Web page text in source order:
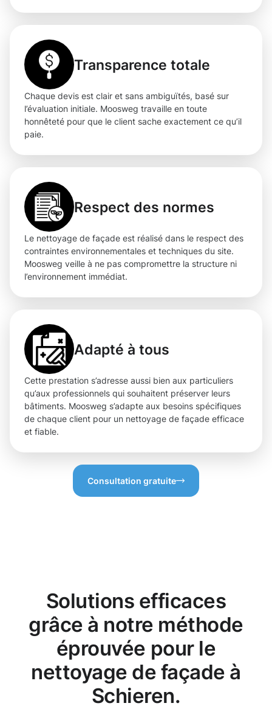
Transparence totale
Chaque devis est clair et sans ambiguïtés, basé sur
l’évaluation initiale. Moosweg travaille en toute
honnêteté pour que le client sache exactement ce qu’il
paie.
Respect des normes
Le nettoyage de façade est réalisé dans le respect des
contraintes environnementales et techniques du site.
Moosweg veille à ne pas compromettre la structure ni
l’environnement immédiat.
Adapté à tous
Cette prestation s’adresse aussi bien aux particuliers
qu’aux professionnels qui souhaitent préserver leurs
bâtiments. Moosweg s’adapte aux besoins spécifiques
de chaque client pour un nettoyage de façade efficace
et fiable.
Consultation gratuite
Solutions efficaces
grâce à notre méthode
éprouvée pour le
nettoyage de façade à
Schieren.